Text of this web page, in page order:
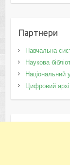
Партнери
Навчальна
Наукова
Національний
Цифровий